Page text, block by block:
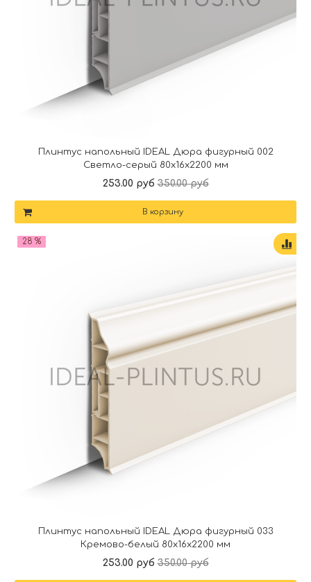
Плинтус напольный IDEAL Дюра фигурный 002
Светло-серый 80x16x2200 мм
253.00 руб 350.00 руб
В корзину
28 %
Плинтус напольный IDEAL Дюра фигурный 033
Кремово-белый 80x16x2200 мм
253.00 руб 350.00 руб